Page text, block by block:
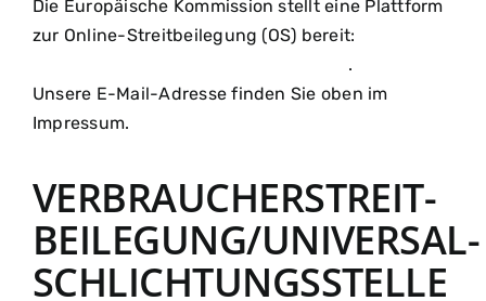
Die Europäische Kommission stellt eine Plattform
zur Online-Streitbeilegung (OS) bereit:
.
Unsere E-Mail-Adresse finden Sie oben im
Impressum.
VERBRAUCHER­STREIT­
BEILEGUNG/UNIVERSAL­
SCHLICHTUNGS­STELLE